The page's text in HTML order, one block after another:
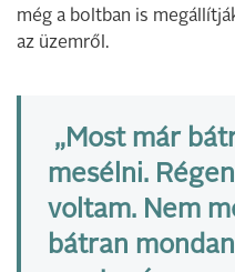
még a boltban is
az üzemről.
„Most már
mesélni.
voltam. Nem
bátran